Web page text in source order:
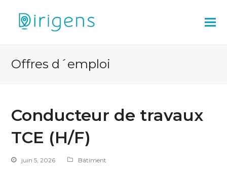
Offres d´emploi
Conducteur de travaux
TCE (H/F)
juin 5, 2026 Bâtiment